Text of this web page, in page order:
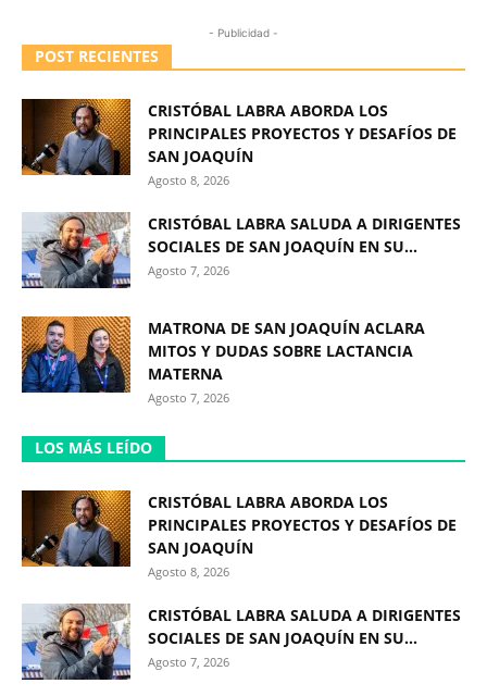
- Publicidad -
POST RECIENTES
CRISTÓBAL LABRA ABORDA LOS
PRINCIPALES PROYECTOS Y DESAFÍOS DE
SAN JOAQUÍN
Agosto 8, 2026
CRISTÓBAL LABRA SALUDA A DIRIGENTES
SOCIALES DE SAN JOAQUÍN EN SU...
Agosto 7, 2026
MATRONA DE SAN JOAQUÍN ACLARA
MITOS Y DUDAS SOBRE LACTANCIA
MATERNA
Agosto 7, 2026
LOS MÁS LEÍDO
CRISTÓBAL LABRA ABORDA LOS
PRINCIPALES PROYECTOS Y DESAFÍOS DE
SAN JOAQUÍN
Agosto 8, 2026
CRISTÓBAL LABRA SALUDA A DIRIGENTES
SOCIALES DE SAN JOAQUÍN EN SU...
Agosto 7, 2026